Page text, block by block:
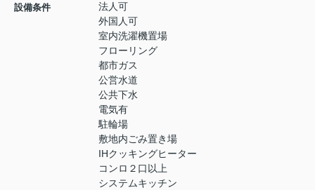
設備条件
法人可
外国人可
室内洗濯機置場
フローリング
都市ガス
公営水道
公共下水
電気有
駐輪場
敷地内ごみ置き場
IHクッキングヒーター
コンロ２口以上
システムキッチン